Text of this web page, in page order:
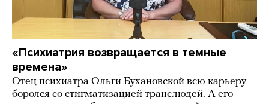
«Психиатрия возвращается в темные
времена»
Отец психиатра Ольги Бухановской всю карьеру
боролся со стигматизацией транслюдей. А его